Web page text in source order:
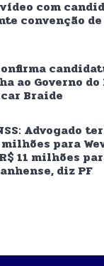
com
convenção
ao Governo
Braide
Advogado
milhões para
11 milhões
diz PF